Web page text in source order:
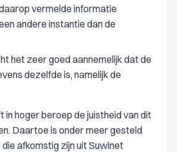
vermelde informatie
andere instantie dan de
het zeer goed aannemelijk dat de
dezelfde is, namelijk de
in hoger beroep de juistheid van dit
Daartoe is onder meer gesteld
afkomstig zijn uit Suwinet